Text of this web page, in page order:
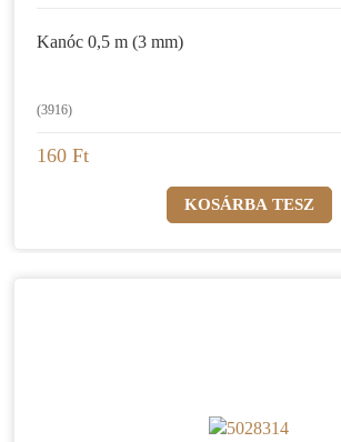
Kanóc 0,5 m (3 mm)
(3916)
160 Ft